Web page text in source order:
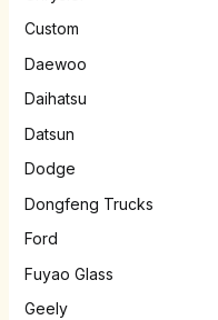
Custom
Daewoo
Daihatsu
Datsun
Dodge
Dongfeng Trucks
Ford
Fuyao Glass
Geely